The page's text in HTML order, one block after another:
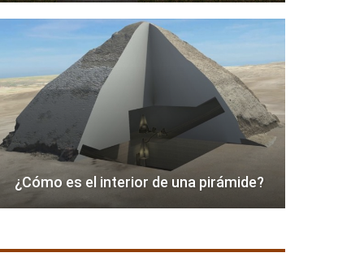
¿Cómo es el interior de una pirámide?